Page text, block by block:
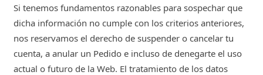
Si tenemos fundamentos razonables para sospechar que
dicha información no cumple con los criterios anteriores,
nos reservamos el derecho de suspender o cancelar tu
cuenta, a anular un Pedido e incluso de denegarte el uso
actual o futuro de la Web. El tratamiento de los datos